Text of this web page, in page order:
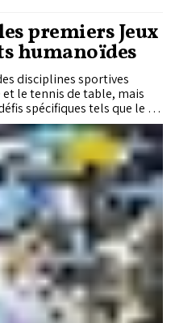
premiers Jeux
humanoïdes
disciplines sportives
le tennis de table, mais
spécifiques tels que le tri
de matériaux et les
des États-Unis,
formations engagées,
et 88 des entreprises
souligne l'importance
chinoises au secteur
s'inscrit dans les
en matière...